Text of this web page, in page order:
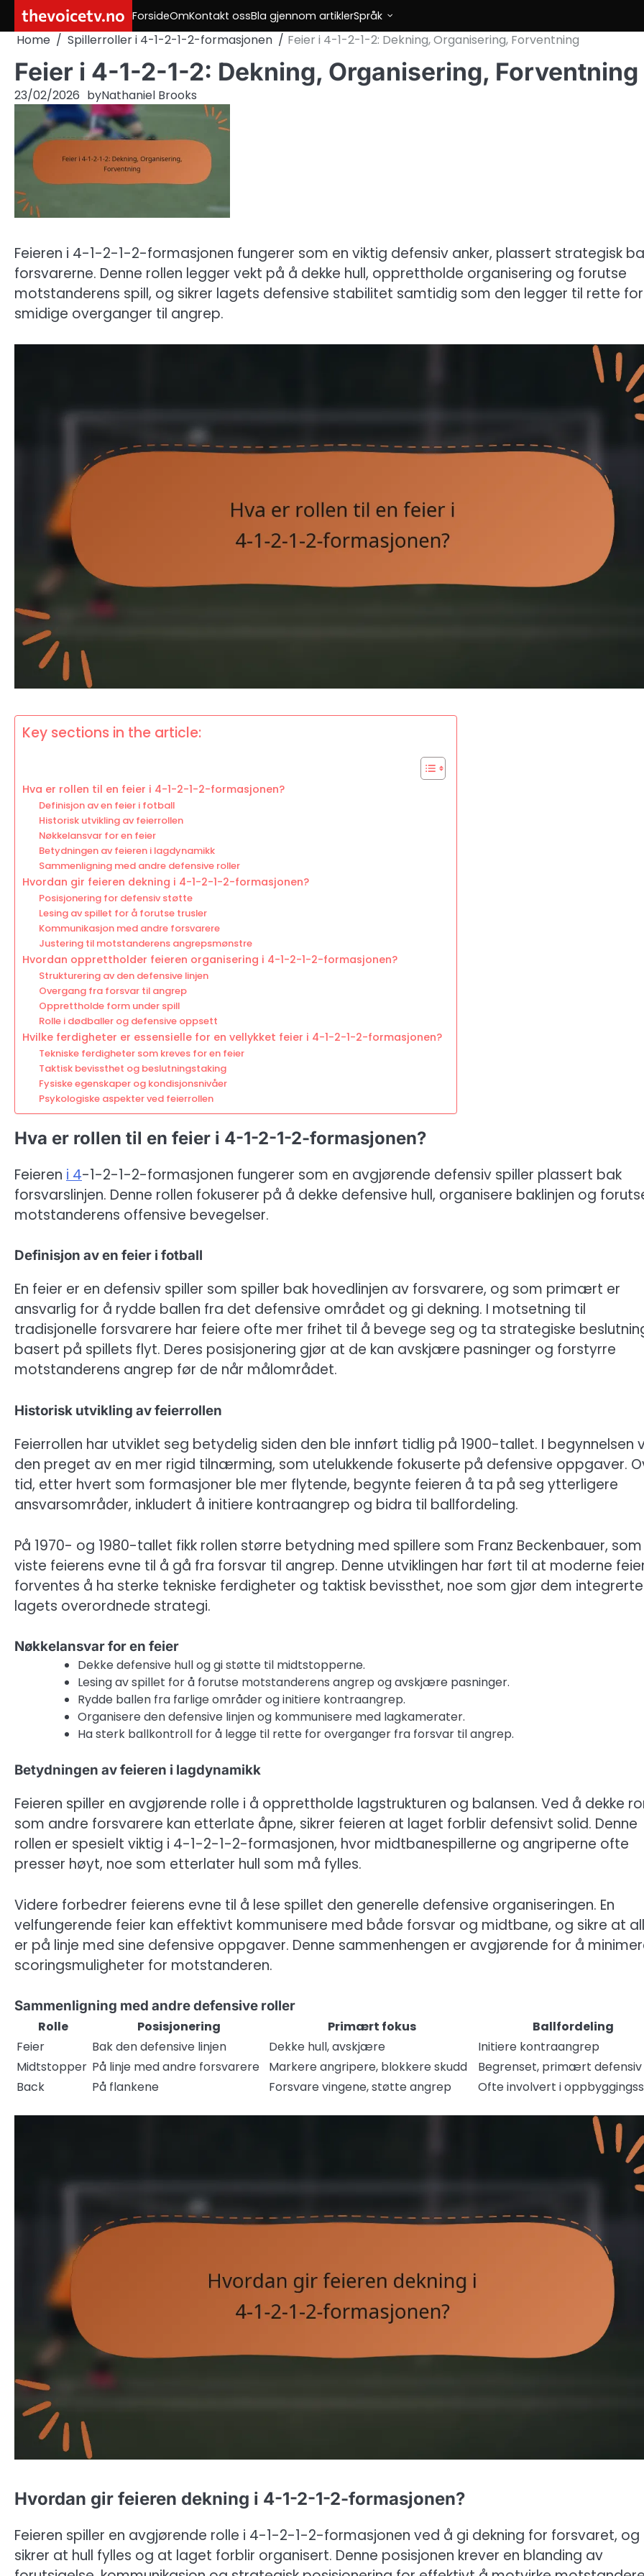
content
thevoicetv.no ForsideOmKontakt ossBla gjennom artiklerSpråk
Home Spillerroller i 4-1-2-1-2-formasjonen Feier i 4-1-2-1-2: Dekning, Organisering, Forventning
Feier i 4-1-2-1-2: Dekning, Organisering, Forventning
23/02/2026 byNathaniel Brooks
Feieren i 4-1-2-1-2-formasjonen fungerer som en viktig defensiv anker, plassert strategisk
forsvarerne. Denne rollen legger vekt på å dekke hull, opprettholde organisering og forutse
motstanderens spill, og sikrer lagets defensive stabilitet samtidig som den legger til rette for
smidige overganger til angrep.
Key sections in the article:
Hva er rollen til en feier i 4-1-2-1-2-formasjonen?
Definisjon av en feier i fotball
Historisk utvikling av feierrollen
Nøkkelansvar for en feier
Betydningen av feieren i lagdynamikk
Sammenligning med andre defensive roller
Hvordan gir feieren dekning i 4-1-2-1-2-formasjonen?
Posisjonering for defensiv støtte
Lesing av spillet for å forutse trusler
Kommunikasjon med andre forsvarere
Justering til motstanderens angrepsmønstre
Hvordan opprettholder feieren organisering i 4-1-2-1-2-formasjonen?
Strukturering av den defensive linjen
Overgang fra forsvar til angrep
Opprettholde form under spill
Rolle i dødballer og defensive oppsett
Hvilke ferdigheter er essensielle for en vellykket feier i 4-1-2-1-2-formasjonen?
Tekniske ferdigheter som kreves for en feier
Taktisk bevissthet og beslutningstaking
Fysiske egenskaper og kondisjonsnivåer
Psykologiske aspekter ved feierrollen
Hva er rollen til en feier i 4-1-2-1-2-formasjonen?
Feieren i 4-1-2-1-2-formasjonen fungerer som en avgjørende defensiv spiller plassert bak
forsvarslinjen. Denne rollen fokuserer på å dekke defensive hull, organisere baklinjen og
motstanderens offensive bevegelser.
Definisjon av en feier i fotball
En feier er en defensiv spiller som spiller bak hovedlinjen av forsvarere, og som primært er
ansvarlig for å rydde ballen fra det defensive området og gi dekning. I motsetning til
tradisjonelle forsvarere har feiere ofte mer frihet til å bevege seg og ta strategiske
basert på spillets flyt. Deres posisjonering gjør at de kan avskjære pasninger og forstyrre
motstanderens angrep før de når målområdet.
Historisk utvikling av feierrollen
Feierrollen har utviklet seg betydelig siden den ble innført tidlig på 1900-tallet. I begynnelsen
den preget av en mer rigid tilnærming, som utelukkende fokuserte på defensive oppgaver.
tid, etter hvert som formasjoner ble mer flytende, begynte feieren å ta på seg ytterligere
ansvarsområder, inkludert å initiere kontraangrep og bidra til ballfordeling.
På 1970- og 1980-tallet fikk rollen større betydning med spillere som Franz Beckenbauer, som
viste feierens evne til å gå fra forsvar til angrep. Denne utviklingen har ført til at moderne
forventes å ha sterke tekniske ferdigheter og taktisk bevissthet, noe som gjør dem
lagets overordnede strategi.
Nøkkelansvar for en feier
Dekke defensive hull og gi støtte til midtstopperne.
Lesing av spillet for å forutse motstanderens angrep og avskjære pasninger.
Rydde ballen fra farlige områder og initiere kontraangrep.
Organisere den defensive linjen og kommunisere med lagkamerater.
Ha sterk ballkontroll for å legge til rette for overganger fra forsvar til angrep.
Betydningen av feieren i lagdynamikk
Feieren spiller en avgjørende rolle i å opprettholde lagstrukturen og balansen. Ved å dekke
som andre forsvarere kan etterlate åpne, sikrer feieren at laget forblir defensivt solid. Denne
rollen er spesielt viktig i 4-1-2-1-2-formasjonen, hvor midtbanespillerne og angriperne ofte
presser høyt, noe som etterlater hull som må fylles.
Videre forbedrer feierens evne til å lese spillet den generelle defensive organiseringen. En
velfungerende feier kan effektivt kommunisere med både forsvar og midtbane, og sikre at
er på linje med sine defensive oppgaver. Denne sammenhengen er avgjørende for å
scoringsmuligheter for motstanderen.
Sammenligning med andre defensive roller
Rolle
Posisjonering Primært fokus
Ballfordeling
Feier
Bak den defensive linjen Dekke hull, avskjære
Initiere kontraangrep
Midtstopper På linje med andre forsvarere Markere angripere, blokkere skudd
Begrenset, primært defensiv
Back
På flankene Forsvare vingene, støtte angrep Ofte involvert i
Hvordan gir feieren dekning i 4-1-2-1-2-formasjonen?
Feieren spiller en avgjørende rolle i 4-1-2-1-2-formasjonen ved å gi dekning for forsvaret, og
sikrer at hull fylles og at laget forblir organisert. Denne posisjonen krever en blanding av